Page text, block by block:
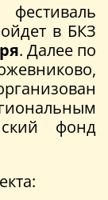
в БКЗ
. Далее по
фонд